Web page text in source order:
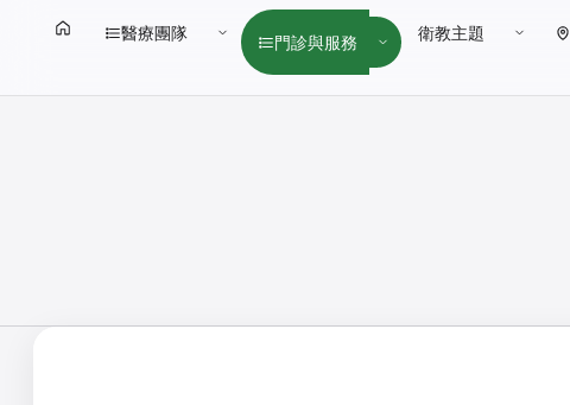
醫療團隊 門診與服務 衛教主題